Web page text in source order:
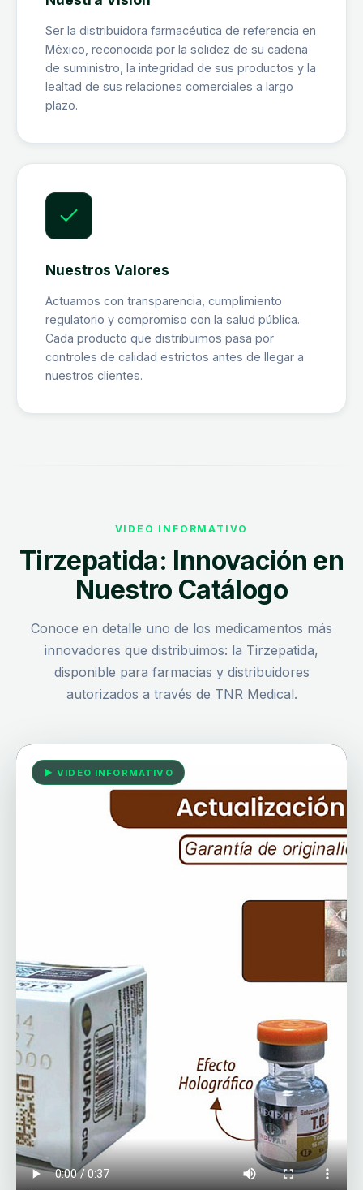
Ser la distribuidora farmacéutica de referencia en
México, reconocida por la solidez de su cadena
de suministro, la integridad de sus productos y la
lealtad de sus relaciones comerciales a largo
plazo.
Nuestros Valores
Actuamos con transparencia, cumplimiento
regulatorio y compromiso con la salud pública.
Cada producto que distribuimos pasa por
controles de calidad estrictos antes de llegar a
nuestros clientes.
VIDEO INFORMATIVO
Tirzepatida: Innovación en
Nuestro Catálogo
Conoce en detalle uno de los medicamentos más
innovadores que distribuimos: la Tirzepatida,
disponible para farmacias y distribuidores
autorizados a través de TNR Medical.
▶ VIDEO INFORMATIVO